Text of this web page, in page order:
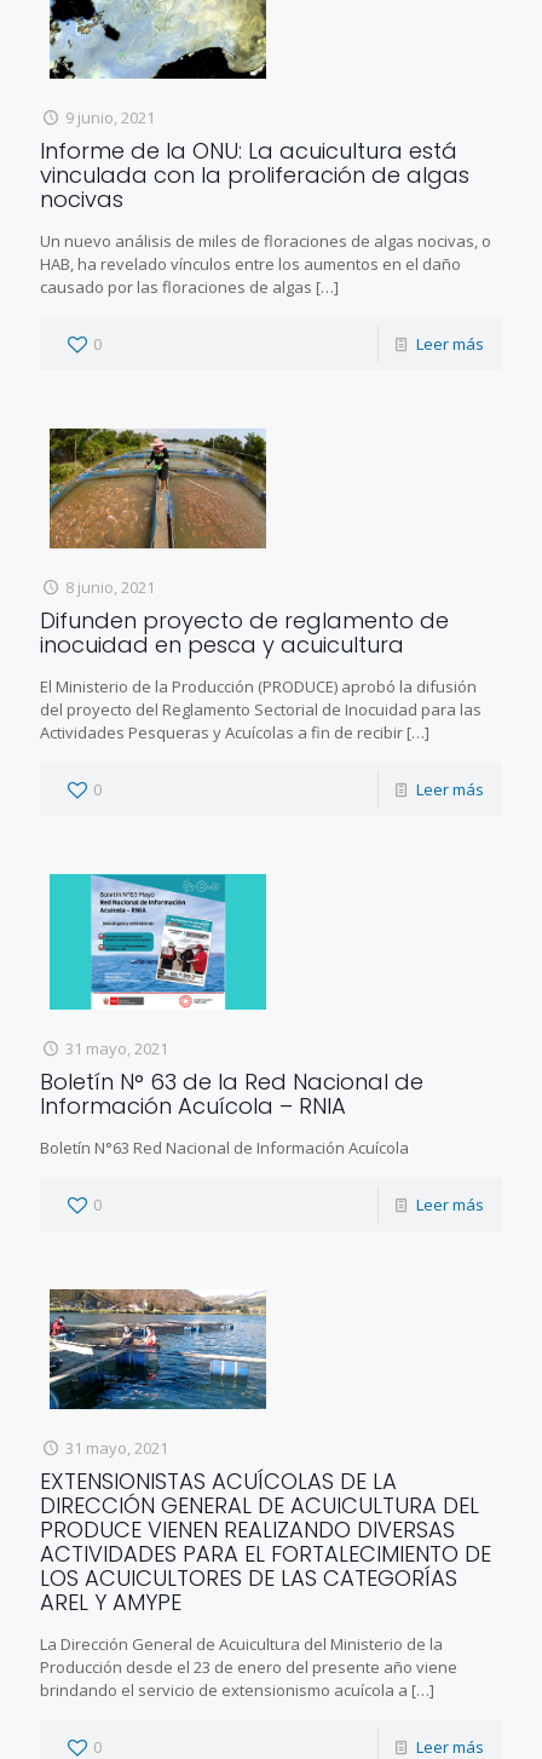
9 junio, 2021
Informe de la ONU: La acuicultura está
vinculada con la proliferación de algas
nocivas
Un nuevo análisis de miles de floraciones de algas nocivas, o
HAB, ha revelado vínculos entre los aumentos en el daño
causado por las floraciones de algas […]
0 Leer más
8 junio, 2021
Difunden proyecto de reglamento de
inocuidad en pesca y acuicultura
El Ministerio de la Producción (PRODUCE) aprobó la difusión
del proyecto del Reglamento Sectorial de Inocuidad para las
Actividades Pesqueras y Acuícolas a fin de recibir […]
0 Leer más
31 mayo, 2021
Boletín N° 63 de la Red Nacional de
Información Acuícola – RNIA
Boletín N°63 Red Nacional de Información Acuícola
0 Leer más
31 mayo, 2021
EXTENSIONISTAS ACUÍCOLAS DE LA
DIRECCIÓN GENERAL DE ACUICULTURA DEL
PRODUCE VIENEN REALIZANDO DIVERSAS
ACTIVIDADES PARA EL FORTALECIMIENTO DE
LOS ACUICULTORES DE LAS CATEGORÍAS
AREL Y AMYPE
La Dirección General de Acuicultura del Ministerio de la
Producción desde el 23 de enero del presente año viene
brindando el servicio de extensionismo acuícola a […]
0 Leer más